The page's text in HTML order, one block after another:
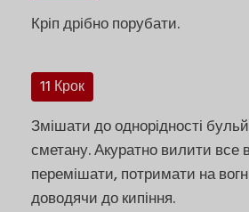
Кріп дрібно порубати.
11 Крок
Змішати до однорідності
сметану. Акуратно вилити все
перемішати, потримати на
доводячи до кипіння.